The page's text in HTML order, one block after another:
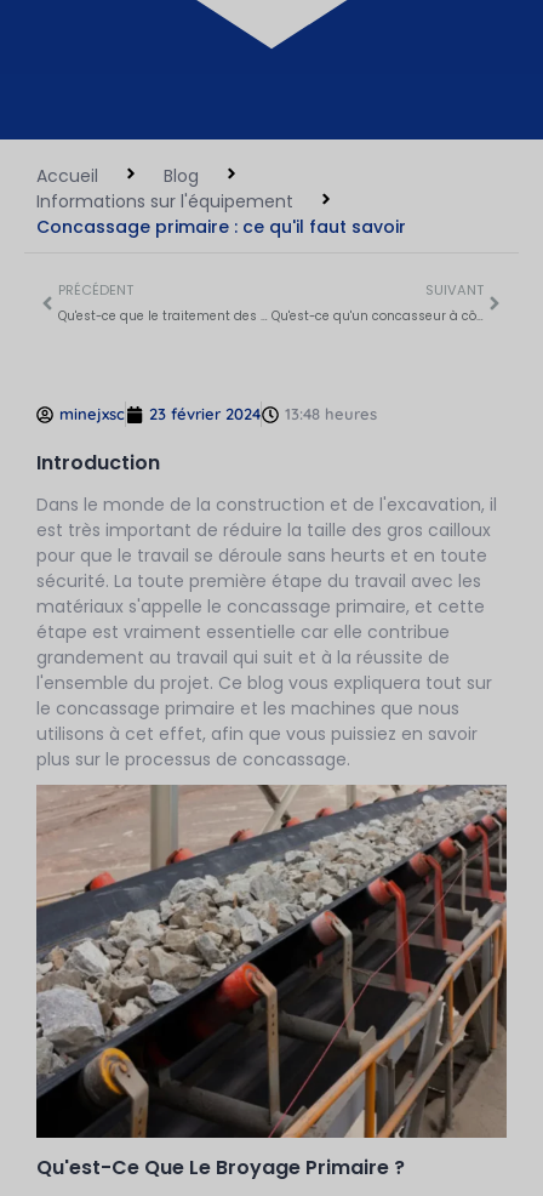
Accueil
Blog
Informations sur l'équipement
Concassage primaire : ce qu'il faut savoir
PRÉCÉDENT
Qu'est-ce que le traitement des minerais et ses étapes ?
SUIVANT
Qu'est-ce qu'un concasseur à cône et comment fonctionne-t-il ?
minejxsc 23 février 2024 13:48 heures
Introduction
Dans le monde de la construction et de l'excavation, il
est très important de réduire la taille des gros cailloux
pour que le travail se déroule sans heurts et en toute
sécurité. La toute première étape du travail avec les
matériaux s'appelle le concassage primaire, et cette
étape est vraiment essentielle car elle contribue
grandement au travail qui suit et à la réussite de
l'ensemble du projet. Ce blog vous expliquera tout sur
le concassage primaire et les machines que nous
utilisons à cet effet, afin que vous puissiez en savoir
plus sur le processus de concassage.
Qu'est-Ce Que Le Broyage Primaire ?